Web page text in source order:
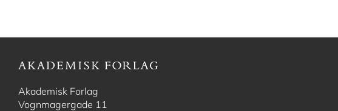
Akademisk Forlag
Vognmagergade 11